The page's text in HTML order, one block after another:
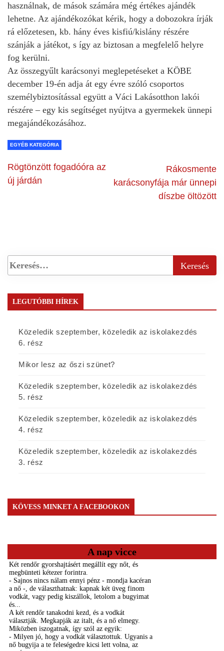
használnak, de mások számára még értékes ajándék
lehetne. Az ajándékozókat kérik, hogy a dobozokra írják
rá előzetesen, kb. hány éves kisfiú/kislány részére
szánják a játékot, s így az biztosan a megfelelő helyre
fog kerülni.
Az összegyűlt karácsonyi meglepetéseket a KÖBE
december 19-én adja át egy évre szóló csoportos
személybiztosítással együtt a Váci Lakásotthon lakói
részére – egy kis segítséget nyújtva a gyermekek ünnepi
megajándékozásához.
EGYÉB KATEGÓRIA
Rögtönzött fogadóóra az
új járdán
Rákosmente
karácsonyfája már ünnepi
díszbe öltözött
LEGUTÓBBI HÍREK
Közeledik szeptember, közeledik az iskolakezdés
6. rész
Mikor lesz az őszi szünet?
Közeledik szeptember, közeledik az iskolakezdés
5. rész
Közeledik szeptember, közeledik az iskolakezdés
4. rész
Közeledik szeptember, közeledik az iskolakezdés
3. rész
KÖVESS MINKET A FACEBOOKON
A nap vicce